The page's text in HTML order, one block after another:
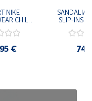
NIKE
CHILL
€
SANDALIAS
SLIP-INS